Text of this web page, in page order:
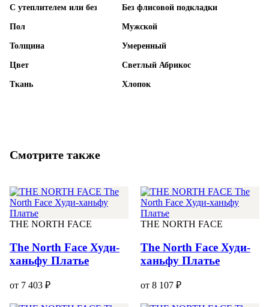
С утеплителем или без Без флисовой подкладки
Пол Мужской
Толщина Умеренный
Цвет Светлый Абрикос
Ткань Хлопок
Смотрите также
THE NORTH FACE
The North Face Худи-
ханьфу Платье
от 7 403 ₽
THE NORTH FACE
The North Face Худи-
ханьфу Платье
от 8 107 ₽